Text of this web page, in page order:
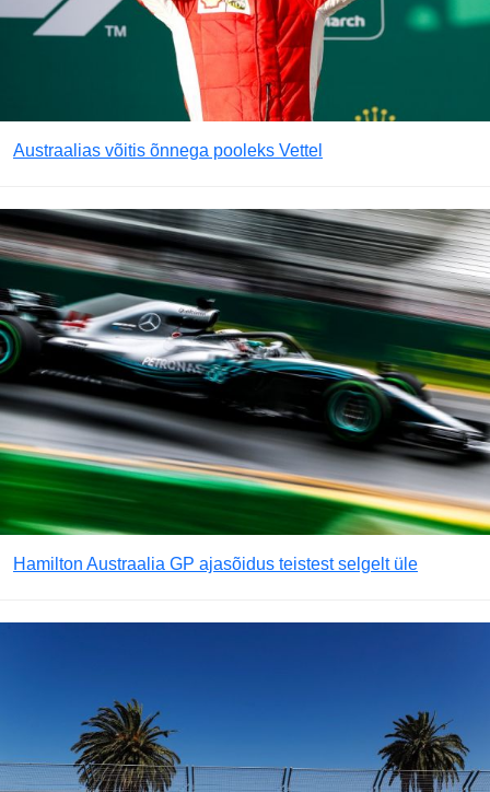
Austraalias võitis õnnega pooleks Vettel
Hamilton Austraalia GP ajasõidus teistest selgelt üle